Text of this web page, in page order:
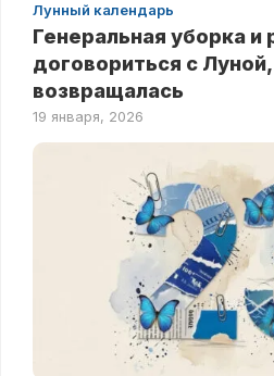
Лунный календарь
Генеральная уборка и
договориться с
возвращалась
19 января, 2026